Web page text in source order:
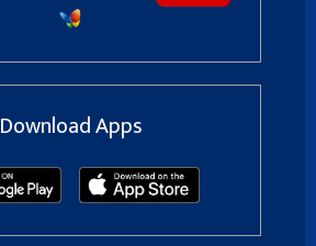
Download Apps